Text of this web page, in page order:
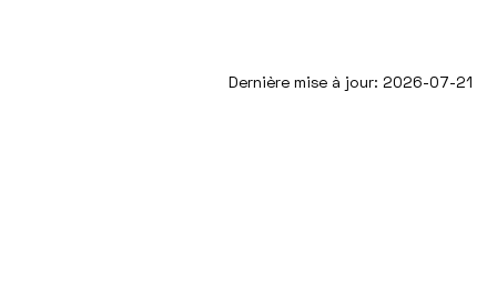
Dernière mise à jour: 2026-07-21